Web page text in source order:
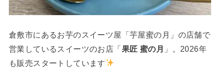
倉敷市にあるお芋のスイーツ屋「芋屋蜜の月」の店舗で
営業しているスイーツのお店「果匠 蜜の月 」。2026年
も販売スタートしています